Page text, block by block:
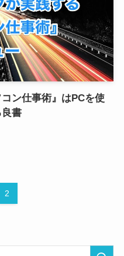
ン仕事術』はPCを使
書
2